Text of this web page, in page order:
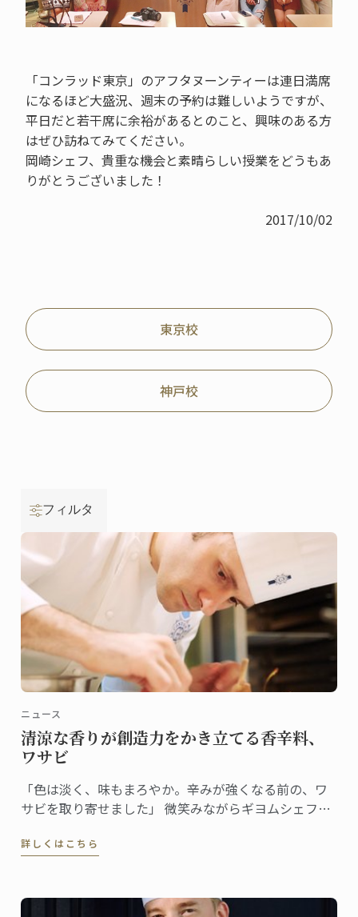
「コンラッド東京」のアフタヌーンティーは連日満席
になるほど大盛況、週末の予約は難しいようですが、
平日だと若干席に余裕があるとのこと、興味のある方
はぜひ訪ねてみてください。
岡崎シェフ、貴重な機会と素晴らしい授業をどうもあ
りがとうございました！
2017/10/02
東京校
神戸校
フィルタ
ニュース
清涼な香りが創造力をかき立てる香辛料、
ワサビ
「色は淡く、味もまろやか。辛みが強くなる前の、ワ
サビを取り寄せました」 微笑みながらギヨムシェフが
る立派なサイズだ。
詳しくはこちら